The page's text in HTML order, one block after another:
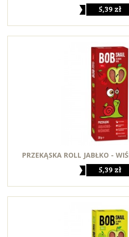
5,39 zł
PRZEKĄSKA ROLL JABŁKO -
5,39 zł